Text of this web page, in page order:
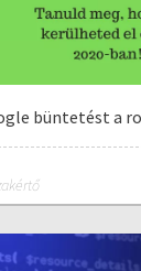
büntetést a